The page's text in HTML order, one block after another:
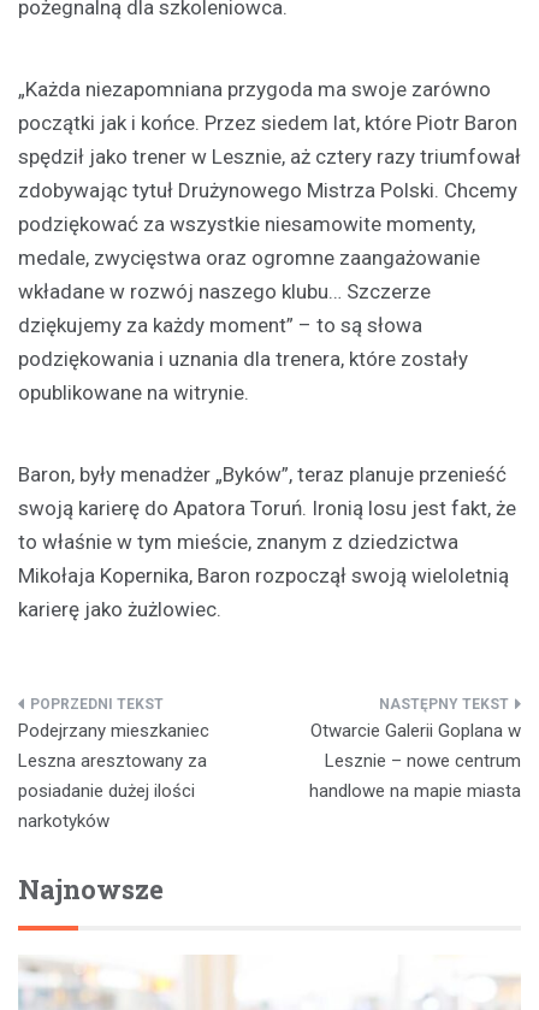
pożegnalną dla szkoleniowca.
„Każda niezapomniana przygoda ma swoje zarówno
początki jak i końce. Przez siedem lat, które Piotr Baron
spędził jako trener w Lesznie, aż cztery razy triumfował
zdobywając tytuł Drużynowego Mistrza Polski. Chcemy
podziękować za wszystkie niesamowite momenty,
medale, zwycięstwa oraz ogromne zaangażowanie
wkładane w rozwój naszego klubu… Szczerze
dziękujemy za każdy moment” – to są słowa
podziękowania i uznania dla trenera, które zostały
opublikowane na witrynie.
Baron, były menadżer „Byków”, teraz planuje przenieść
swoją karierę do Apatora Toruń. Ironią losu jest fakt, że
to właśnie w tym mieście, znanym z dziedzictwa
Mikołaja Kopernika, Baron rozpoczął swoją wieloletnią
karierę jako żużlowiec.
Nawigacja
wpisu
Podejrzany mieszkaniec
Leszna aresztowany za
posiadanie dużej ilości
narkotyków
Otwarcie Galerii Goplana w
Lesznie – nowe centrum
handlowe na mapie miasta
Najnowsze